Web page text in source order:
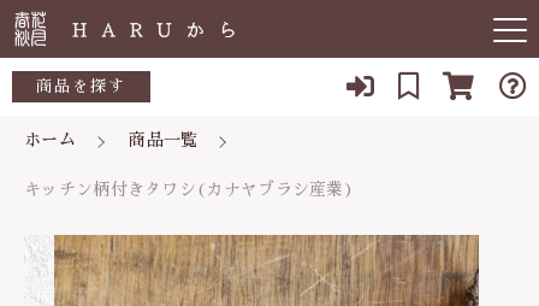
商品を探す
ホーム 商品一覧
キッチン柄付きタワシ(カナヤブラシ産業)
カートに商品を追加しました
キッチン柄付きタワシ(カナヤブラシ産業)
1,210円（税込）
日用品一覧
肌トラブル
生活用品
親カテゴリ